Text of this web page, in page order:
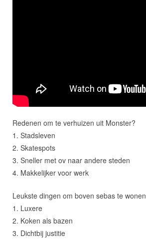
Redenen om te verhuizen uit Monster?
1. Stadsleven
2. Skatespots
3. Sneller met ov naar andere steden
4. Makkelijker voor werk
Leukste dingen om boven sebas te wonen
1. Luxere
2. Koken als bazen
3. Dichtbij justitie